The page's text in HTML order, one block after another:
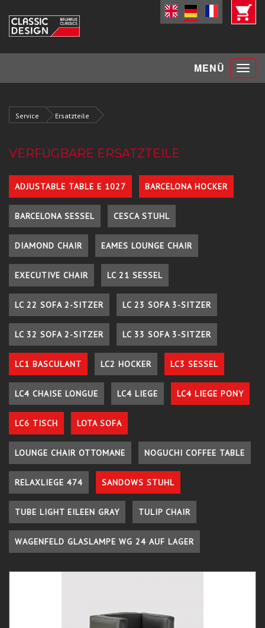
MENÜ Toggle
Service Ersatzteile
VERFÜGBARE ERSATZTEILE
ADJUSTABLE TABLE E 1027 BARCELONA HOCKER
BARCELONA SESSEL CESCA STUHL
DIAMOND CHAIR EAMES LOUNGE CHAIR
EXECUTIVE CHAIR LC 21 SESSEL
LC 22 SOFA 2-SITZER LC 23 SOFA 3-SITZER
LC 32 SOFA 2-SITZER LC 33 SOFA 3-SITZER
LC1 BASCULANT LC2 HOCKER LC3 SESSEL
LC4 CHAISE LONGUE LC4 LIEGE LC4 LIEGE PONY
LC6 TISCH LOTA SOFA
LOUNGE CHAIR OTTOMANE NOGUCHI COFFEE TABLE
RELAXLIEGE 474 SANDOWS STUHL
TUBE LIGHT EILEEN GRAY TULIP CHAIR
WAGENFELD GLASLAMPE WG 24 AUF LAGER